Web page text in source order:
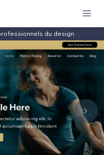
du design